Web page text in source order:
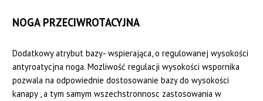
NOGA PRZECIWROTACYJNA
Dodatkowy atrybut bazy- wspierająca, o regulowanej wysokości
antyroatycjna noga. Mozliwość regulacji wysokości wspornika
pozwala na odpowiednie dostosowanie bazy do wysokości
kanapy , a tym samym wszechstronnosc zastosowania w